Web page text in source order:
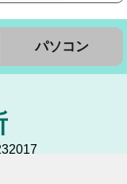
パソコン